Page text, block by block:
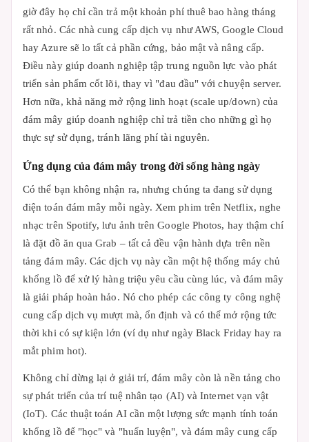
giờ đây họ chỉ cần trả một khoản phí thuê bao hàng tháng
rất nhỏ. Các nhà cung cấp dịch vụ như AWS, Google Cloud
hay Azure sẽ lo tất cả phần cứng, bảo mật và nâng cấp.
Điều này giúp doanh nghiệp tập trung nguồn lực vào phát
triển sản phẩm cốt lõi, thay vì "đau đầu" với chuyện server.
Hơn nữa, khả năng mở rộng linh hoạt (scale up/down) của
đám mây giúp doanh nghiệp chỉ trả tiền cho những gì họ
thực sự sử dụng, tránh lãng phí tài nguyên.
Ứng dụng của đám mây trong đời sống hàng ngày
Có thể bạn không nhận ra, nhưng chúng ta đang sử dụng
điện toán đám mây mỗi ngày. Xem phim trên Netflix, nghe
nhạc trên Spotify, lưu ảnh trên Google Photos, hay thậm chí
là đặt đồ ăn qua Grab – tất cả đều vận hành dựa trên nền
tảng đám mây. Các dịch vụ này cần một hệ thống máy chủ
khổng lồ để xử lý hàng triệu yêu cầu cùng lúc, và đám mây
là giải pháp hoàn hảo. Nó cho phép các công ty công nghệ
cung cấp dịch vụ mượt mà, ổn định và có thể mở rộng tức
thời khi có sự kiện lớn (ví dụ như ngày Black Friday hay ra
mắt phim hot).
Không chỉ dừng lại ở giải trí, đám mây còn là nền tảng cho
sự phát triển của trí tuệ nhân tạo (AI) và Internet vạn vật
(IoT). Các thuật toán AI cần một lượng sức mạnh tính toán
khổng lồ để "học" và "huấn luyện", và đám mây cung cấp